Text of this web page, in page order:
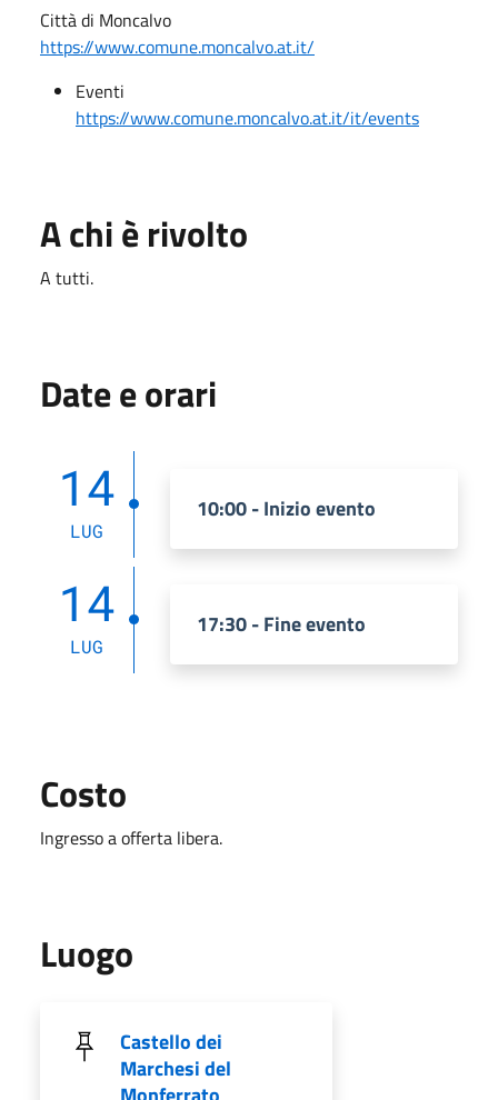
Città di Moncalvo
https://www.comune.moncalvo.at.it/
Eventi
https://www.comune.moncalvo.at.it/it/events
A chi è rivolto
A tutti.
Date e orari
14
LUG
10:00 - Inizio evento
14
LUG
17:30 - Fine evento
Costo
Ingresso a offerta libera.
Luogo
Castello dei
Marchesi del